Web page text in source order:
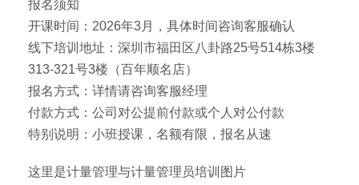
报名须知
开课时间：2026年3月，具体时间咨询客服确认
线下培训地址：深圳市福田区八卦路25号514栋3楼
313-321号3楼（百年顺名店）
报名方式：详情请咨询客服经理
付款方式：公司对公提前付款或个人对公付款
特别说明：小班授课，名额有限，报名从速
这里是计量管理与计量管理员培训图片